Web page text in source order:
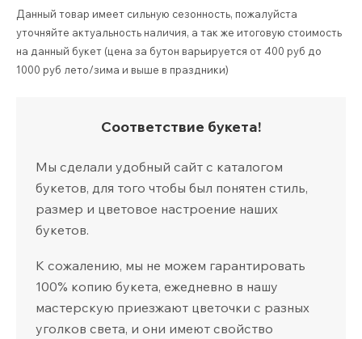
Данный товар имеет сильную сезонность, пожалуйста
уточняйте актуальность наличия, а так же итоговую стоимость
на данный букет (цена за бутон варьируется от 400 руб до
1000 руб лето/зима и выше в праздники)
Соответствие букета!
Мы сделали удобный сайт с каталогом
букетов, для того чтобы был понятен стиль,
размер и цветовое настроение наших
букетов.
К сожалению, мы не можем гарантировать
100% копию букета, ежедневно в нашу
мастерскую приезжают цветочки с разных
уголков света, и они имеют свойство